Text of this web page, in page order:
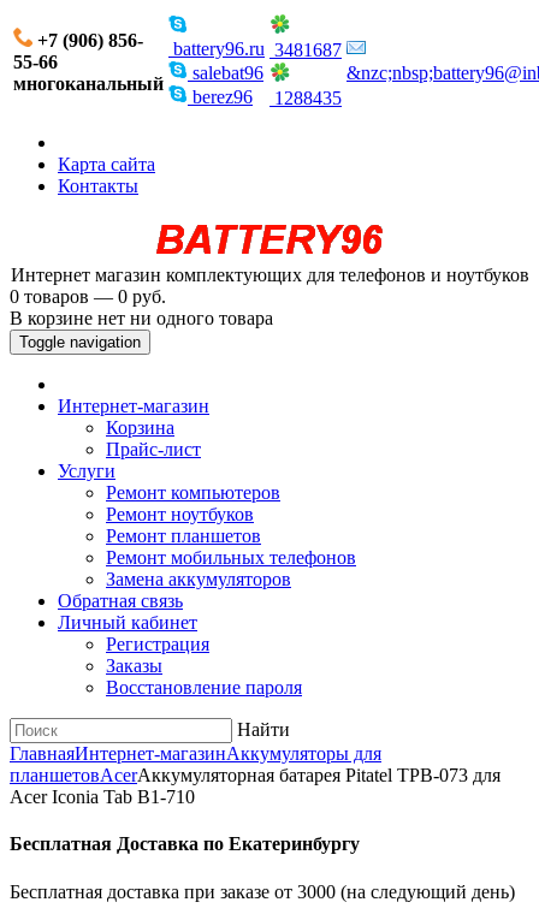
+7 (906) 856-
55-66
многоканальный
battery96.ru
salebat96
berez96
3481687
1288435
Карта сайта
Контакты
Интернет магазин комплектующих для телефонов и ноутбуков
0 товаров — 0 руб.
В корзине нет ни одного товара
Toggle navigation
Интернет-магазин
Корзина
Прайс-лист
Услуги
Ремонт компьютеров
Ремонт ноутбуков
Ремонт планшетов
Ремонт мобильных телефонов
Замена аккумуляторов
Обратная связь
Личный кабинет
Регистрация
Заказы
Восстановление пароля
Найти
ГлавнаяИнтернет-магазинАккумуляторы для
планшетовAcerАккумуляторная батарея Pitatel TPB-073 для
Acer Iconia Tab B1-710
Бесплатная Доставка по Екатеринбургу
Бесплатная доставка при заказе от 3000 (на следующий день)